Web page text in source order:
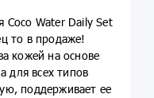
Coco Water Daily Set
то в продаже!
кожей на основе
для всех типов
поддерживает ее